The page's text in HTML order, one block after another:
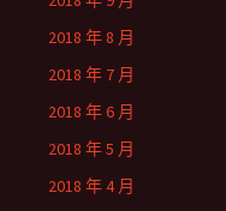
2018 年 8 月
2018 年 7 月
2018 年 6 月
2018 年 5 月
2018 年 4 月